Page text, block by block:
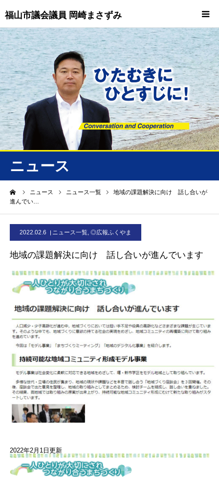
福山市議会議員 岡崎まさずみ
ニュース
ニュース ニュース一覧
地域の課題解決に向け 話し合いが
進んでい…
2022.02.6 ニュース一覧, ◎広報ふくやま
地域の課題解決に向け 話し合いが進んでいます
2022年2月1日更新
HOME
重要情報
プロフィール
ニュース/トピックス
ニュース
お問合せ